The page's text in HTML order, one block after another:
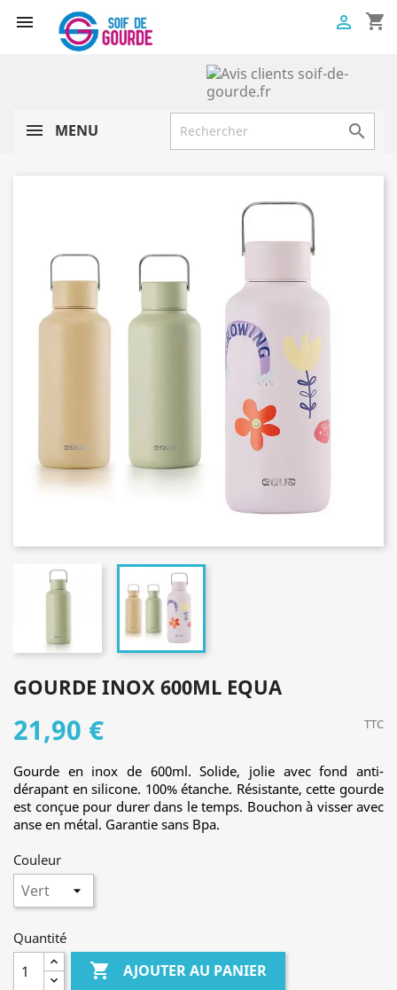
 shopping_cart

MENU 
GOURDE INOX 600ML EQUA
21,90 € TTC
Gourde en inox de 600ml. Solide, jolie avec fond anti-
dérapant en silicone. 100% étanche. Résistante, cette gourde
est conçue pour durer dans le temps. Bouchon à visser avec
anse en métal. Garantie sans Bpa.
Couleur
Quantité
 AJOUTER AU PANIER